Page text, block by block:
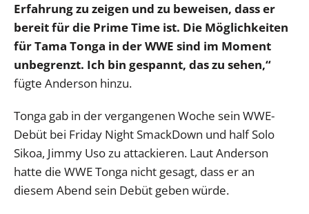
Erfahrung zu zeigen und zu beweisen, dass er
bereit für die Prime Time ist. Die Möglichkeiten
für Tama Tonga in der WWE sind im Moment
unbegrenzt. Ich bin gespannt, das zu sehen,“
fügte Anderson hinzu.
Tonga gab in der vergangenen Woche sein WWE-
Debüt bei Friday Night SmackDown und half Solo
Sikoa, Jimmy Uso zu attackieren. Laut Anderson
hatte die WWE Tonga nicht gesagt, dass er an
diesem Abend sein Debüt geben würde.